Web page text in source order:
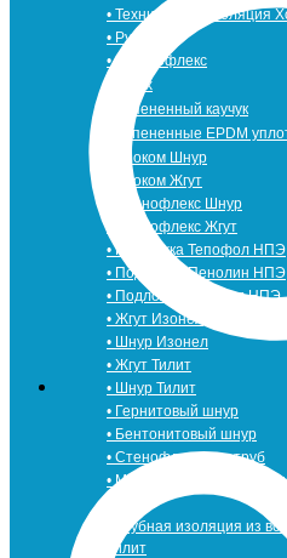
• Техническая изоляция
• Ру-флекс
• Энергофлекс
• K-flex
• Вспененный каучук
• Вспененные EPDM
• Изоком Шнур
• Изоком Жгут
• Стенофлекс Шнур
• Стенофлекс Жгут
• Подложка Тепофол НПЭ
• Подложка Пенолин НПЭ
• Подложка Мосфол НПЭ
• Жгут Изонел
• Шнур Изонел
• Жгут Тилит
• Шнур Тилит
• Гернитовый шнур
• Бентонитовый шнур
• Стенофлекс для труб
• Мат из вспененного
• Трубная изоляция из
Тилит